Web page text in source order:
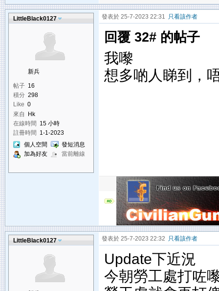
LittleBlack0127
新兵
帖子 16
積分 298
Like 0
來自
Hk
在線時間 15 小時
註冊時間
1-1-2023
個人空間
發短消息
加為好友
當前離線
發表於 25-7-2023 22:31 只看該作者
回覆 32# 的帖子
我嚟
想多啲人睇到，
LittleBlack0127 發表於 25-7-2023 22:32 只看該作者
Update下近況
今朝勞工處打咗